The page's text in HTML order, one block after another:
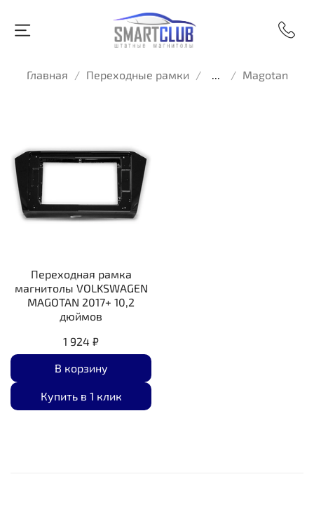
Главная Переходные рамки ... Magotan
Переходная рамка
магнитолы VOLKSWAGEN
MAGOTAN 2017+ 10,2
дюймов
1 924 ₽
В корзину
Купить в 1 клик